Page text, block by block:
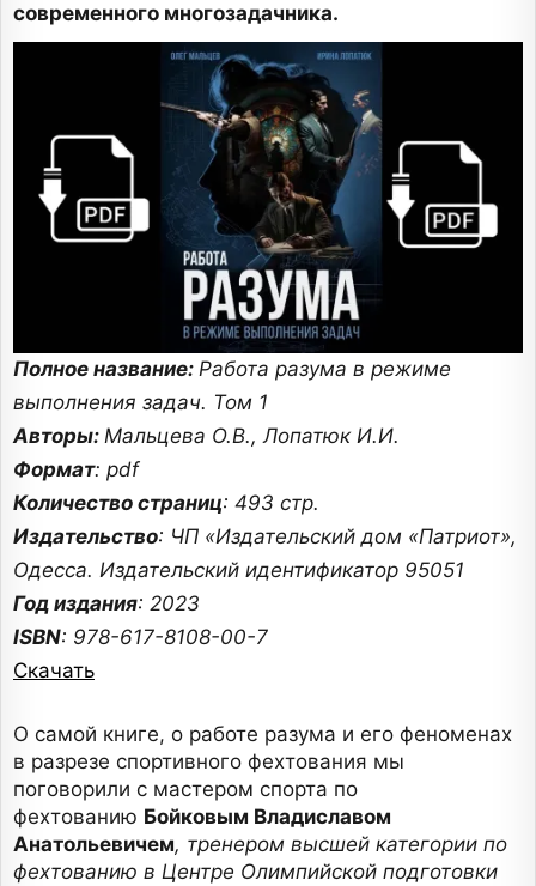
современного многозадачника.
Полное название: Работа разума в режиме
выполнения задач. Том 1
Авторы: Мальцева О.В., Лопатюк И.И.
Формат: pdf
Количество страниц: 493 стр.
Издательство: ЧП «Издательский дом «Патриот»,
Одесса. Издательский идентификатор 95051
Год издания: 2023
ISBN: 978-617-8108-00-7
Скачать
О самой книге, о работе разума и его феноменах
в разрезе спортивного фехтования мы
поговорили с мастером спорта по
фехтованию Бойковым Владиславом
Анатольевичем, тренером высшей категории по
фехтованию в Центре Олимпийской подготовки